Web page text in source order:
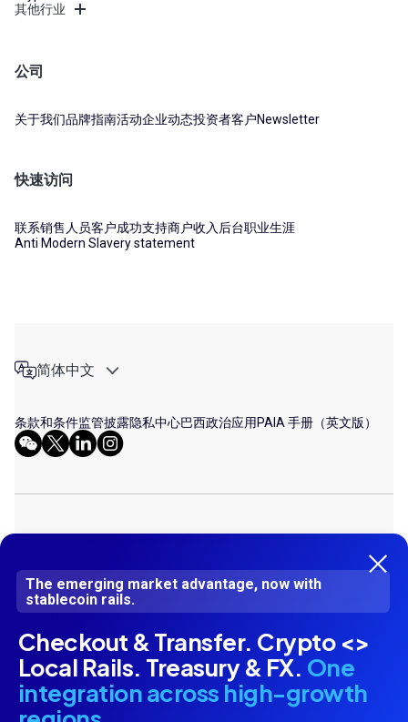
其他行业
公司
关于我们品牌指南活动企业动态投资者客户Newsletter
快速访问
联系销售人员客户成功支持商户收入后台职业生涯
Anti Modern Slavery statement
简体中文
条款和条件监管披露隐私中心巴西政治应用 PAIA 手册（英文版）
Dlocal LLP (Company Number UK OC413287) is a limited liability partnership
incorporated in England and Wales. DLocal Limited (Company Registration
Number C77538) is authorised by the Malta Financial Services Authority
under the Financial Institutions Act for the issuance of electronic money
and the provision of payment services. Dlocal Corp LLP (Company Number
UK OC 424987) is registered as a Money Service Business (MSB) with
Financial Crime Enforcement Network in United States of America (USA)
under MSB Registration Numbers 31000193620515. Dlocal Corp LLP acts
The emerging market advantage, now with
stablecoin rails.
Checkout & Transfer. Crypto <>
Local Rails. Treasury & FX. One
integration across high-growth